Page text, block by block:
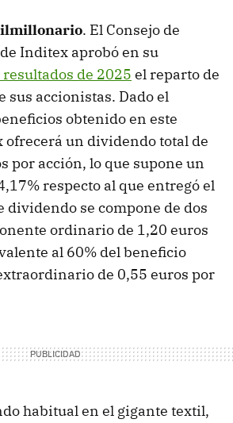
. El Consejo de
Inditex aprobó en su
de 2025 el reparto de
sus accionistas. Dado el
obtenido en este
un dividendo total de
por acción, lo que supone un
respecto al que entregó el
dividendo se compone de dos
ordinario de 1,20 euros
al 60% del beneficio
de 0,55 euros por
habitual en el gigante textil,